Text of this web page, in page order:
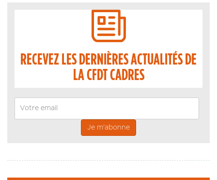
RECEVEZ LES DERNIÈRES ACTUALITÉS DE
LA CFDT CADRES